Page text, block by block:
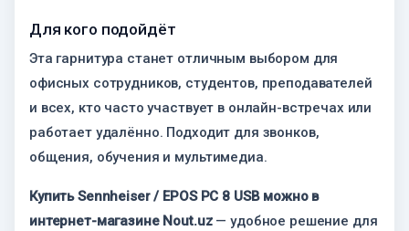
Для кого подойдёт
Эта гарнитура станет отличным выбором для
офисных сотрудников, студентов, преподавателей
и всех, кто часто участвует в онлайн-встречах или
работает удалённо. Подходит для звонков,
общения, обучения и мультимедиа.
Купить Sennheiser / EPOS PC 8 USB можно в
интернет-магазине Nout.uz— удобное решение для